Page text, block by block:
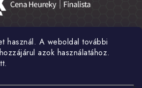
használ. A weboldal további
azok használatához.